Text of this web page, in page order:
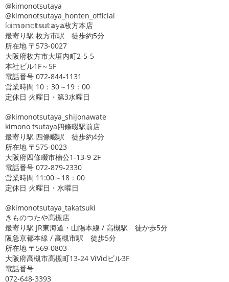
@kimonotsutaya
@kimonotsutaya_honten_official
𝕜𝕚𝕞𝕠𝕟𝕠𝕥𝕤𝕦𝕥𝕒𝕪𝕒枚方本店
最寄り駅 枚方市駅 徒歩約5分
所在地 〒573-0027
大阪府枚方市大垣内町2-5-5
本社ビル1F～5F
電話番号 072-844-1131
営業時間 10：30～19：00
定休日 火曜日・第3水曜日
@kimonotsutaya_shijonawate
kimono tsutaya四條畷駅前店
最寄り駅 四條畷駅 徒歩約4分
所在地 〒575-0023
大阪府四條畷市楠公1-13-9 2F
電話番号 072-879-2330
営業時間 11:00～18：00
定休日 火曜日・水曜日
@kimonotsutaya_takatsuki
きものつたや高槻店
最寄り駅 JR東海道・山陽本線 / 高槻駅 徒か歩5分
阪急京都本線 / 高槻市駅 徒歩5分
所在地 〒569-0803
大阪府高槻市高槻町13-24 ViVidビル3F
電話番号
072-648-3393